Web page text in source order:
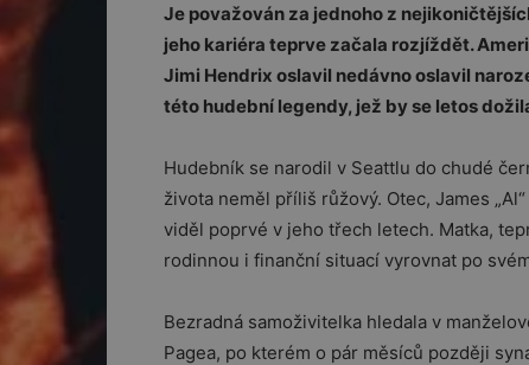
Je považován za jednoho z
jeho kariéra teprve začala rozjíždět.
Jimi Hendrix oslavil nedávno oslavil
této hudební legendy, jež by se letos
Hudebník se narodil v Seattlu do chudé
života neměl příliš růžový. Otec, James
viděl poprvé v jeho třech letech. Matka,
rodinnou i finanční situací vyrovnat po
Bezradná samoživitelka hledala v
Pagea, po kterém o pár měsíců později